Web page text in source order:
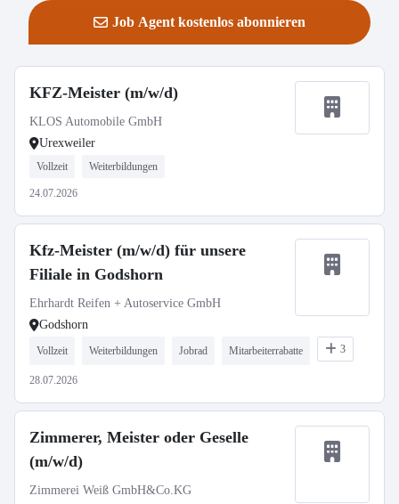
Job Agent kostenlos abonnieren
KFZ-Meister (m/w/d)
KLOS Automobile GmbH
Urexweiler
Vollzeit Weiterbildungen
24.07.2026
Kfz-Meister (m/w/d) für unsere
Filiale in Godshorn
Ehrhardt Reifen + Autoservice GmbH
Godshorn
Vollzeit Weiterbildungen Jobrad Mitarbeiterrabatte 3
28.07.2026
Zimmerer, Meister oder Geselle
(m/w/d)
Zimmerei Weiß GmbH&Co.KG